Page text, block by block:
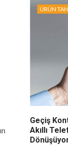
ÜRÜN
Geçiş
Akıllı